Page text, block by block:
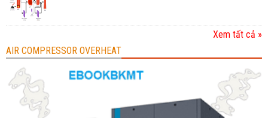
Xem tất cả »
AIR COMPRESSOR OVERHEAT